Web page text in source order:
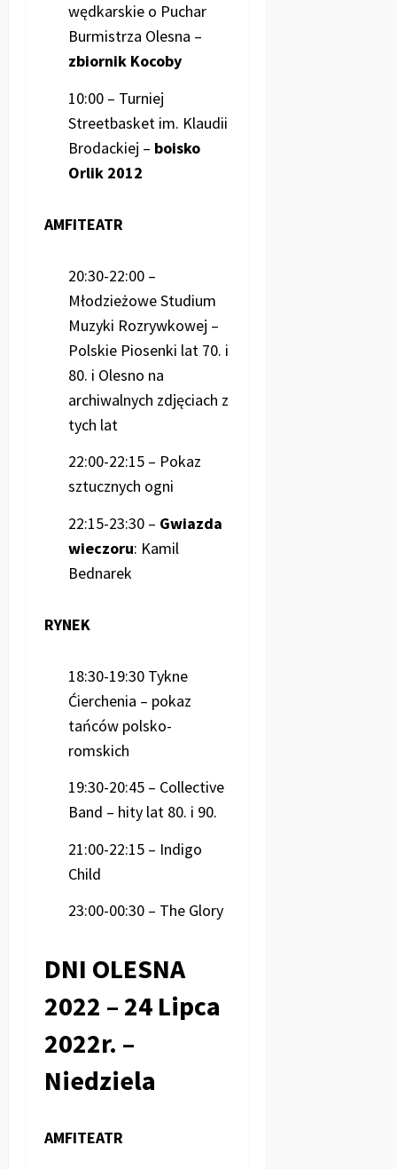
wędkarskie o Puchar
Burmistrza Olesna –
zbiornik Kocoby
10:00 – Turniej
Streetbasket im. Klaudii
Brodackiej – boisko
Orlik 2012
AMFITEATR
20:30-22:00 –
Młodzieżowe Studium
Muzyki Rozrywkowej –
Polskie Piosenki lat 70. i
80. i Olesno na
archiwalnych zdjęciach z
tych lat
22:00-22:15 – Pokaz
sztucznych ogni
22:15-23:30 – Gwiazda
wieczoru: Kamil
Bednarek
RYNEK
18:30-19:30 Tykne
Ćierchenia – pokaz
tańców polsko-
romskich
19:30-20:45 – Collective
Band – hity lat 80. i 90.
21:00-22:15 – Indigo
Child
23:00-00:30 – The Glory
DNI OLESNA
2022 – 24 Lipca
2022r. –
Niedziela
AMFITEATR